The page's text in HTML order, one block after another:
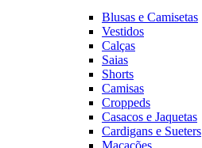
Blusas e Camisetas
Vestidos
Calças
Saias
Shorts
Camisas
Croppeds
Casacos e Jaquetas
Cardigans e Sueters
Macacões